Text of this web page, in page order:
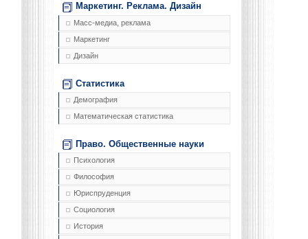
Маркетинг. Реклама. Дизайн
Масс-медиа, реклама
Маркетинг
Дизайн
Статистика
Демография
Математическая статистика
Право. Общественные науки
Психология
Философия
Юриспруденция
Социология
История